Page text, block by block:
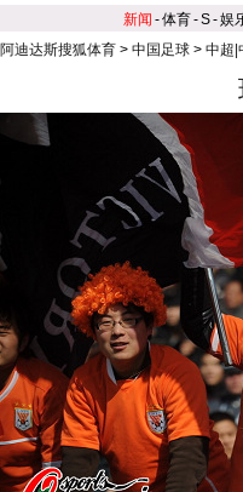
新闻 -体育-S-娱
阿迪达斯搜狐体育 > 中国足球 > 中超|